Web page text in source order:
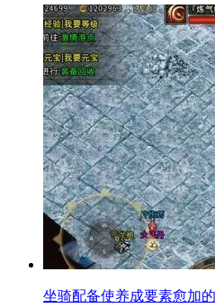
坐骑配备使养成要素愈加